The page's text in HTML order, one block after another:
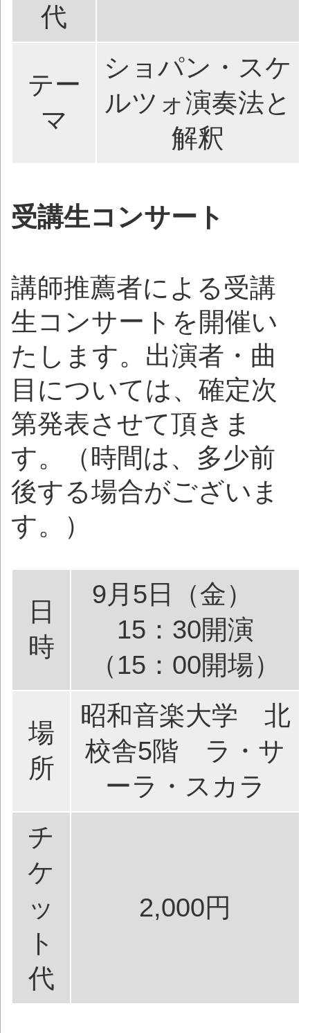
代
テー
マ
ショパン・スケ
ルツォ演奏法と
解釈
受講生コンサート
講師推薦者による受講
生コンサートを開催い
たします。出演者・曲
目については、確定次
第発表させて頂きま
す。（時間は、多少前
後する場合がございま
す。）
日
時
9月5日（金）
15：30開演
（15：00開場）
場
所
昭和音楽大学 北
校舎5階 ラ・サ
ーラ・スカラ
チ
ケ
ッ
ト
代
2,000円